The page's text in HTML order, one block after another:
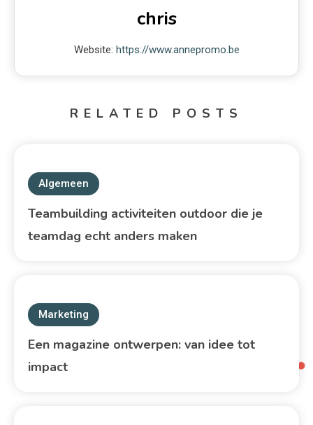
chris
Website: https://www.annepromo.be
RELATED POSTS
Algemeen
Teambuilding activiteiten outdoor die je
teamdag echt anders maken
Marketing
Een magazine ontwerpen: van idee tot
impact